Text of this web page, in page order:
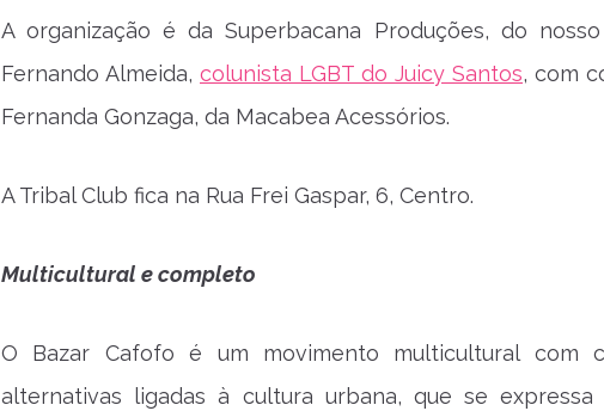
A organização é da Superbacana Produções, do
Fernando Almeida, colunista LGBT do Juicy Santos, com
Fernanda Gonzaga, da Macabea Acessórios.
A Tribal Club fica na Rua Frei Gaspar, 6, Centro.
Multicultural e completo
O Bazar Cafofo é um movimento multicultural com
alternativas ligadas à cultura urbana, que se